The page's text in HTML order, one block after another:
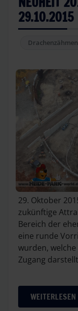
29.10.2015
Drachenzähmen
29. Oktober
zukünftige
Bereich der
eine runde
wurden,
Zugang